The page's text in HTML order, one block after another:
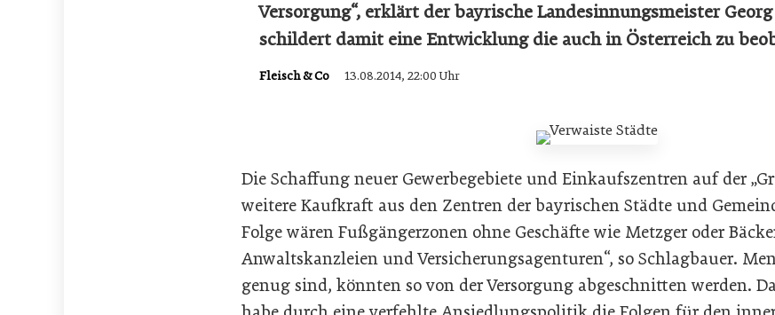
Versorgung“, erklärt der bayrische Landesinnungsmeister
schildert damit eine Entwicklung die auch in Österreich zu
Fleisch & Co 13.08.2014, 22:00 Uhr
Die Schaffung neuer Gewerbegebiete und Einkaufszentren auf der
weitere Kaufkraft aus den Zentren der bayrischen Städte und
Folge wären Fußgängerzonen ohne Geschäfte wie Metzger oder
Anwaltskanzleien und Versicherungsagenturen“, so Schlagbauer.
genug sind, könnten so von der Versorgung abgeschnitten werden.